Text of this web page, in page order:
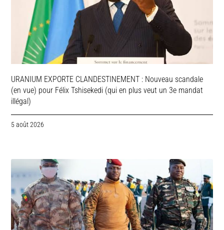
URANIUM EXPORTE CLANDESTINEMENT : Nouveau scandale
(en vue) pour Félix Tshisekedi (qui en plus veut un 3e mandat
illégal)
5 août 2026